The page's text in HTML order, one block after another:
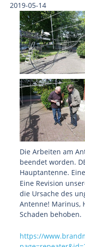
2019-05-14
Die Arbeiten am
beendet worden.
Hauptantenne.
Eine Revision
die Ursache des
Antenne! Marinus,
Schaden behoben.
https://